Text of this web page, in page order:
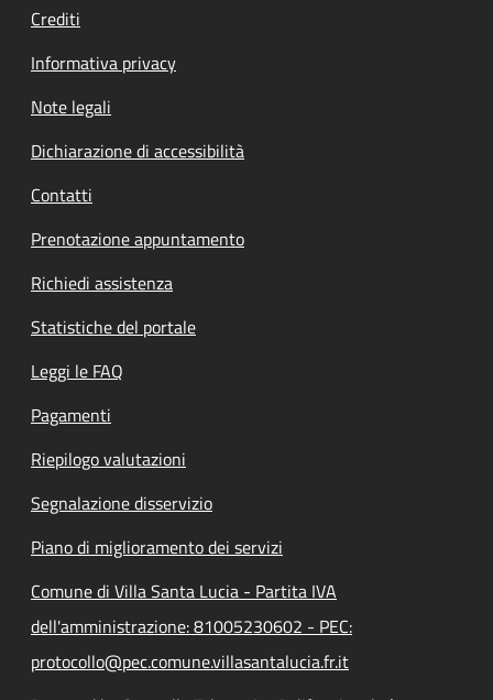
Crediti
Informativa privacy
Note legali
Dichiarazione di accessibilità
Contatti
Prenotazione appuntamento
Richiedi assistenza
Statistiche del portale
Leggi le FAQ
Pagamenti
Riepilogo valutazioni
Segnalazione disservizio
Piano di miglioramento dei servizi
Comune di Villa Santa Lucia - Partita IVA
dell'amministrazione: 81005230602 - PEC:
protocollo@pec.comune.villasantalucia.fr.it